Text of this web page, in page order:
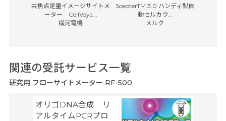
共焦点定量イメージサイトメ
ーター CellVoya...
横河電機
ScepterTM 3.0 ハンディ型自
動セルカウ...
メルク
関連の受託サービス一覧
研究用 フローサイトメーター RF-500
オリゴDNA合成 リ
アルタイムPCRプロ